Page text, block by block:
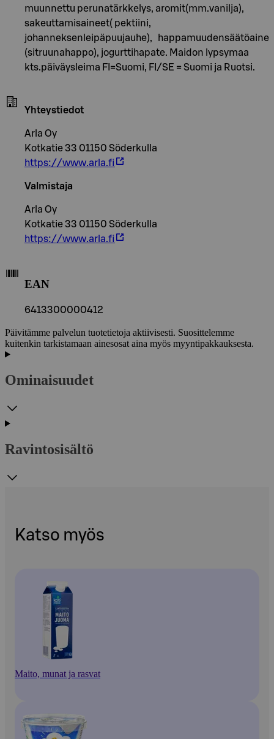
muunnettu perunatärkkelys, aromit(mm.vanilja),
sakeuttamisaineet( pektiini,
johanneksenleipäpuujauhe), happamuudensäätöaine
(sitruunahappo), jogurttihapate. Maidon lypsymaa
kts.päiväysleima FI=Suomi, FI/SE = Suomi ja Ruotsi.
Yhteystiedot
Arla Oy
Kotkatie 33 01150 Söderkulla
https://www.arla.fi
Valmistaja
Arla Oy
Kotkatie 33 01150 Söderkulla
https://www.arla.fi
EAN
6413300000412
Päivitämme palvelun tuotetietoja aktiivisesti. Suosittelemme
kuitenkin tarkistamaan ainesosat aina myös myyntipakkauksesta.
Ominaisuudet
Ravintosisältö
Katso myös
Maito, munat ja rasvat